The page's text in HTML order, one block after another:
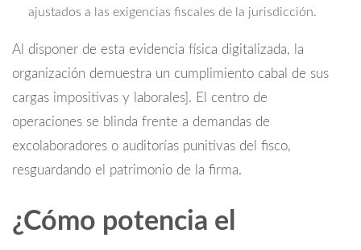
ajustados a las exigencias fiscales de la jurisdicción.
Al disponer de esta evidencia física digitalizada, la
organización demuestra un cumplimiento cabal de sus
cargas impositivas y laborales]. El centro de
operaciones se blinda frente a demandas de
excolaboradores o auditorías punitivas del fisco,
resguardando el patrimonio de la firma.
¿Cómo potencia el